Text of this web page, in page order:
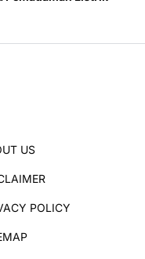
US
POLICY